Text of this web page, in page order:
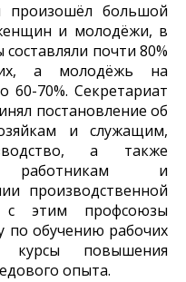
большой
и молодёжи, в
почти 80%
а молодёжь на
60-70%. Секретариат
постановление об
и служащим,
а также
работникам и
производственной
с этим профсоюзы
по обучению рабочих
курсы повышения
опыта.